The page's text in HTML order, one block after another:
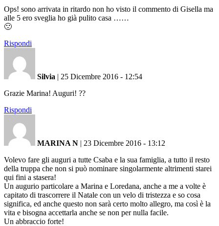
Ops! sono arrivata in ritardo non ho visto il commento di Gisella ma
alle 5 ero sveglia ho già pulito casa ……
🙁
Rispondi
Silvia | 25 Dicembre 2016 - 12:54
Grazie Marina! Auguri! ??
Rispondi
MARINA N | 23 Dicembre 2016 - 13:12
Volevo fare gli auguri a tutte Csaba e la sua famiglia, a tutto il resto
della truppa che non si può nominare singolarmente altrimenti starei
qui fini a stasera!
Un augurio particolare a Marina e Loredana, anche a me a volte è
capitato di trascorrere il Natale con un velo di tristezza e so cosa
significa, ed anche questo non sarà certo molto allegro, ma così è la
vita e bisogna accettarla anche se non per nulla facile.
Un abbraccio forte!